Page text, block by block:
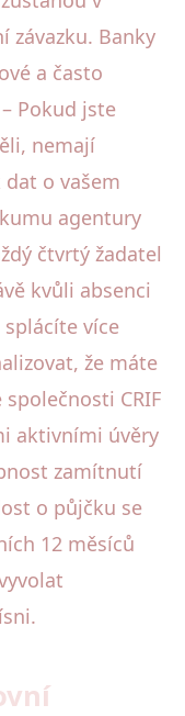
závazku. Banky
a často
Pokud jste
nemají
o vašem
agentury
čtvrtý žadatel
kvůli absenci
více
že máte
CRIF
aktivními úvěry
zamítnutí
o půjčku se
12 měsíců